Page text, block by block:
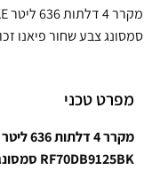
סמסונג צבע שחור פיאנו
מפרט טכני
RF70DB9125BK סמסונג שחור פיאנו זכוכית